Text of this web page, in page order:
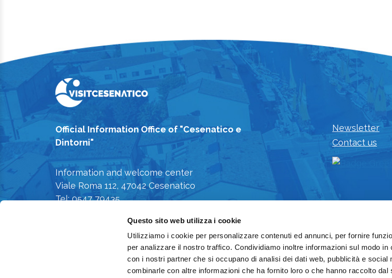
Questo sito web utilizza i cookie
Utilizziamo i cookie per personalizzare contenuti ed annunci, per fornire
per analizzare il nostro traffico. Condividiamo inoltre informazioni sul modo
con i nostri partner che si occupano di analisi dei dati web, pubblicità e social
combinarle con altre informazioni che ha fornito loro o che hanno raccolto dal
Official Information Office of "Cesenatico e
Dintorni"
Information and welcome center
Viale Roma 112, 47042 Cesenatico
Tel: 0547 79435
Cookie Policy
Newsletter
Contact us